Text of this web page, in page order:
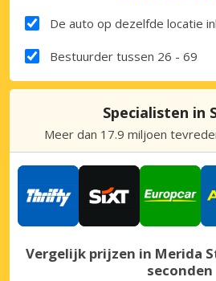
De auto op dezelfde locatie
Bestuurder tussen 26 - 69
Specialisten in
Meer dan 17.9 miljoen
Vergelijk prijzen in Merida
seconden